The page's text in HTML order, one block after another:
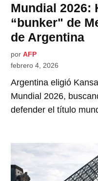
Mundial 2026:
“bunker" de
de Argentina
por AFP
febrero 4, 2026
Argentina eligió
Mundial 2026,
defender el título